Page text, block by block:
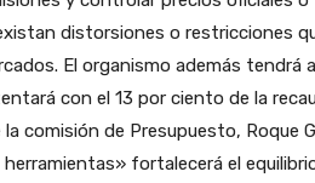
distorsiones o restricciones
El organismo además tendrá
con el 13 por ciento de la
comisión de Presupuesto, Roque
fortalecerá el